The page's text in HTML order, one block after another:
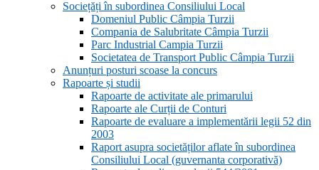
Sociețăți în subordinea Consiliului Local
Domeniul Public Câmpia Turzii
Compania de Salubritate Câmpia Turzii
Parc Industrial Campia Turzii
Societatea de Transport Public Câmpia Turzii
Anunțuri posturi scoase la concurs
Rapoarte și studii
Rapoarte de activitate ale primarului
Rapoarte ale Curții de Conturi
Rapoarte de evaluare a implementării legii 52 din
2003
Raport asupra societăților aflate în subordinea
Consiliului Local (guvernanta corporativă)